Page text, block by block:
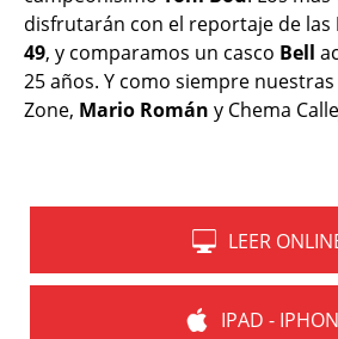
disfrutarán con el reportaje de las
49, y comparamos un casco Bell
25 años. Y como siempre
Zone, Mario Román y Chema
LEER
IPAD -